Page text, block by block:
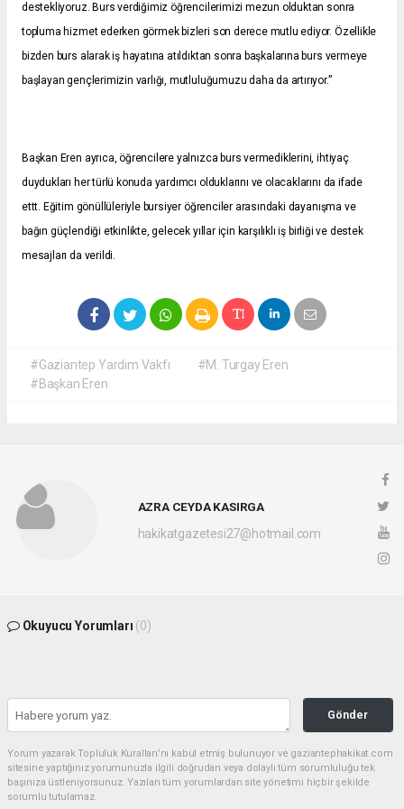
destekliyoruz. Burs verdiğimiz öğrencilerimizi mezun olduktan sonra
topluma hizmet ederken görmek bizleri son derece mutlu ediyor. Özellikle
bizden burs alarak iş hayatına atıldıktan sonra başkalarına burs vermeye
başlayan gençlerimizin varlığı, mutluluğumuzu daha da artırıyor.”
Başkan Eren ayrıca, öğrencilere yalnızca burs vermediklerini, ihtiyaç
duydukları her türlü konuda yardımcı olduklarını ve olacaklarını da ifade
ettt. Eğitim gönüllüleriyle bursiyer öğrenciler arasındaki dayanışma ve
bağın güçlendiği etkinlikte, gelecek yıllar için karşılıklı iş birliği ve destek
mesajları da verildi.
#Gaziantep Yardım Vakfı
#M. Turgay Eren
#Başkan Eren
AZRA CEYDA KASIRGA
hakikatgazetesi27@hotmail.com
Okuyucu Yorumları (0)
Gönder
Yorum yazarak Topluluk Kuralları’nı kabul etmiş bulunuyor ve gaziantephakikat.com
sitesine yaptığınız yorumunuzla ilgili doğrudan veya dolaylı tüm sorumluluğu tek
başınıza üstleniyorsunuz. Yazılan tüm yorumlardan site yönetimi hiçbir şekilde
sorumlu tutulamaz.